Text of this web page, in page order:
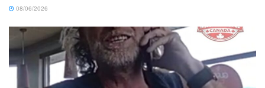
08/06/2026